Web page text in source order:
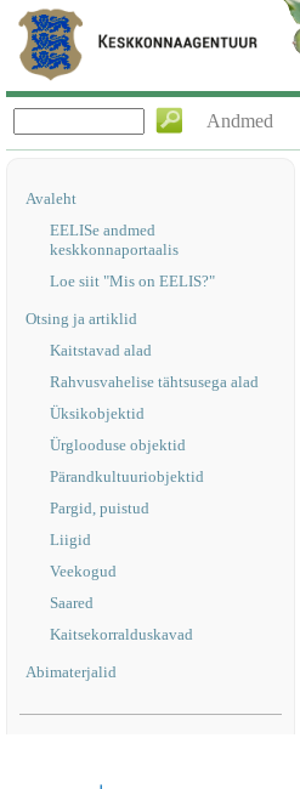
Andmed
Avaleht
EELISe andmed
keskkonnaportaalis
Loe siit "Mis on EELIS?"
Otsing ja artiklid
Kaitstavad alad
Rahvusvahelise tähtsusega alad
Üksikobjektid
Ürglooduse objektid
Pärandkultuuriobjektid
Pargid, puistud
Liigid
Veekogud
Saared
Kaitsekorralduskavad
Abimaterjalid